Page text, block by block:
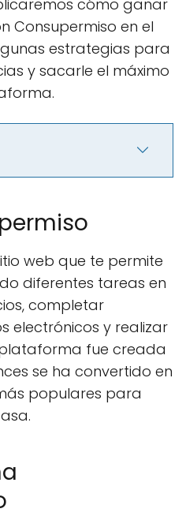
cómo ganar
Consupermiso en el
estrategias para
y sacarle el máximo
web que te permite
diferentes tareas en
completar
electrónicos y realizar
fue creada
se ha convertido en
populares para